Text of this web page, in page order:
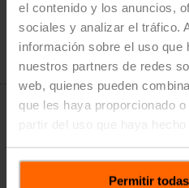
el contenido y los anuncios,
sociales y analizar el tráfico.
información sobre el uso que
nuestros partners de redes
web, quienes pueden
que les haya proporcionado
partir del uso que haya
Permitir
Añadir a la lista de
Termopozo (fabricada)
1/2" NPT, SW = 3/4"